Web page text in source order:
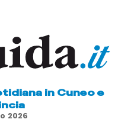
in Cuneo e
2026